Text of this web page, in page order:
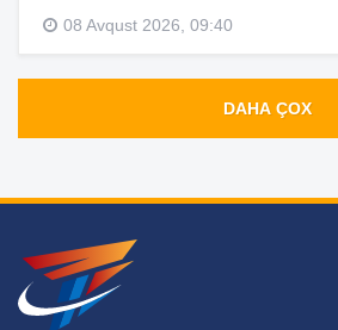
08 Avqust 2026, 09:40
DAHA ÇOX